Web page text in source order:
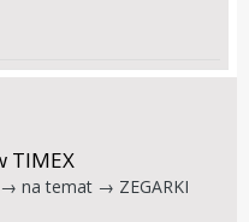
TIMEX
→ na temat → ZEGARKI